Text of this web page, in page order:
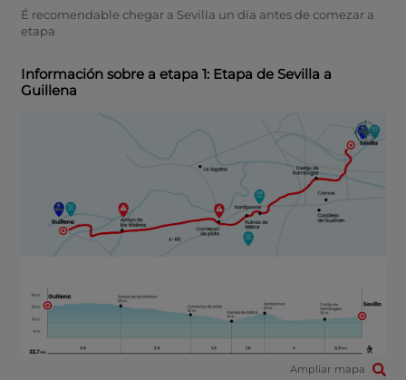
É recomendable chegar a Sevilla un día antes de comezar a
etapa
Información sobre a etapa 1: Etapa de Sevilla a
Guillena
Ampliar mapa